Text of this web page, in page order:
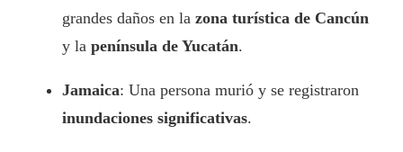
grandes daños en la zona turística de Cancún
y la península de Yucatán.
Jamaica: Una persona murió y se registraron
inundaciones significativas.